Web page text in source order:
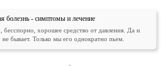
болезнь - симптомы и лечение
хорошее средство от давления. Да и
бывает. Только мы его однократно пьем.